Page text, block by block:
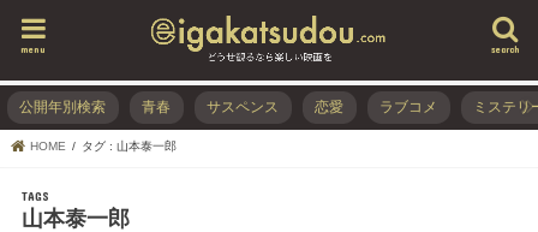
search
menu
公開年別検索 青春 サスペンス 恋愛 ラブコメ ミステリ
HOME タグ : 山本泰一郎
山本泰一郎